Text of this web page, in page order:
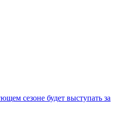
сезоне будет выступать за